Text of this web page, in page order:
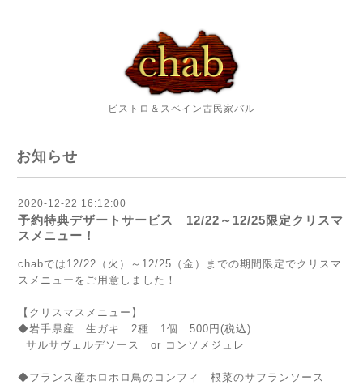
ビストロ＆スペイン古民家バル
お知らせ
2020-12-22 16:12:00
予約特典デザートサービス 12/22～12/25限定クリスマ
スメニュー！
chabでは12/22（火）～12/25（金）までの期間限定でクリスマ
スメニューをご用意しました！
【クリスマスメニュー】
◆岩手県産 生ガキ 2種 1個 500円(税込)
サルサヴェルデソース or コンソメジュレ
◆フランス産ホロホロ鳥のコンフィ 根菜のサフランソース